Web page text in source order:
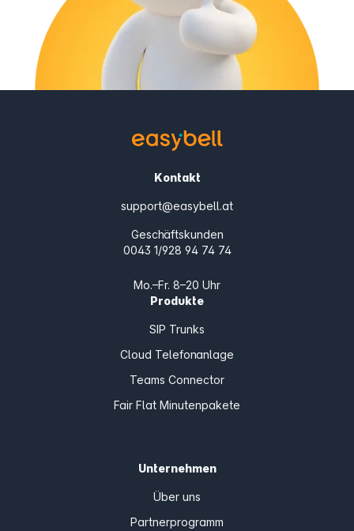
Kontakt
support@easybell.at
Geschäftskunden
0043 1/928 94 74 74
Mo.–Fr. 8–20 Uhr
Produkte
SIP Trunks
Cloud Telefonanlage
Teams Connector
Fair Flat Minutenpakete
Unternehmen
Über uns
Partnerprogramm